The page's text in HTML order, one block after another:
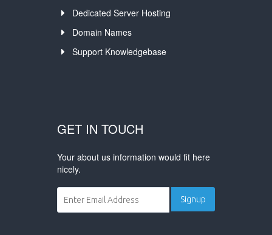
Dedicated Server Hosting
Domain Names
Support Knowledgebase
GET IN TOUCH
Your about us information would fit here
nicely.